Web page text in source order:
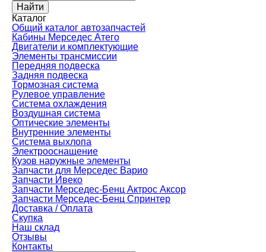
Каталог
Общий каталог автозапчастей
Кабины Мерседес Атего
Двигатели и комплектующие
Элементы трансмиссии
Передняя подвеска
Задняя подвеска
Тормозная сиcтема
Рулевое управление
Система охлаждения
Воздушная система
Оптические элементы
Внутренние элементы
Система выхлопа
Электрооснащение
Кузов наружные элементы
Запчасти для Мерседес Варио
Запчасти Ивеко
Запчасти Мерседес-Бенц Актрос Аксор
Запчасти Мерседес-Бенц Спринтер
Доставка / Оплата
Скупка
Наш склад
Отзывы
Контакты